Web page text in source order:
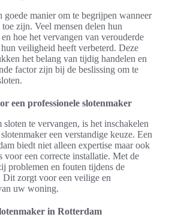
manier om te begrijpen wanneer
zijn. Veel mensen delen hun
en hoe het vervangen van verouderde
veiligheid heeft verbeterd. Deze
het belang van tijdig handelen en
factor zijn bij de beslissing om te
een professionele slotenmaker
te vervangen, is het inschakelen
een verstandige keuze. Een
biedt niet alleen expertise maar ook
voor een correcte installatie. Met de
problemen en fouten tijdens de
zorgt voor een veilige en
uw woning.
in Rotterdam